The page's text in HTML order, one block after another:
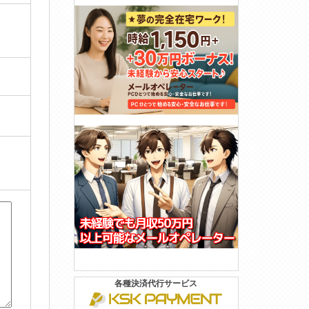
各種決済代行サービス